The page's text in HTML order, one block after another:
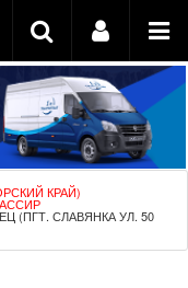
КРАЙ)
(ПГТ. СЛАВЯНКА УЛ. 50